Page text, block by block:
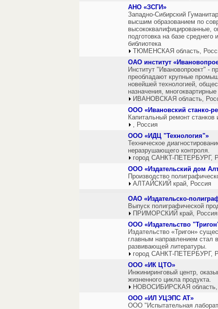
АНО «ЗСГИ»
Западно-Сибирский
высшим образованием по
высококвалифицированные,
подготовка на базе
библиотека
ТЮМЕНСКАЯ область,
ОАО институт
Институт "Ивановопроект" -
преобладают крупные
новейшей технологией,
назначения,
ИВАНОВСКАЯ область,
ООО «Ивановский станко-
Капитальный ремонт станков
, Россия
ООО «ИДЦ "Технология"»
Техническое
неразрушающего контроля.
город САНКТ-ПЕТЕРБУРГ,
ООО «Издательский дом
Производство
АЛТАЙСКИЙ край, Россия
ОАО «Издательско-
Выпуск полиграфической
ПРИМОРСКИЙ край, Россия
ООО «Издательство
Издательство «Тригон»
главным направлением стал
развивающей литературы.
город САНКТ-ПЕТЕРБУРГ,
ООО «ИК ЦТО»
Инжиниринговый центр,
жизненного цикла продукта.
НОВОСИБИРСКАЯ область,
ООО «ИЛ УЦЭПС АТ»
ООО "Испытательная